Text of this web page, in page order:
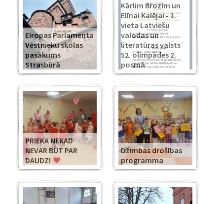
Eiropas Parlamenta
Vēstnieku skolas
pasākums
Strasbūrā
Kārlim Brozim un
Elīnai Kalējai - 1.
vieta Latviešu
valodas un
literatūras valsts
52. olimpādes 2.
posmā
PRIEKA NEKAD
NEVAR BŪT PAR
DAUDZ!
Džimbas drošības
programma